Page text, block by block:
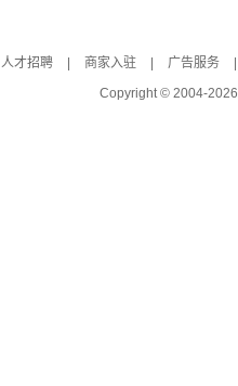
人才招聘 商家入驻 广告服务
Copyright © 2004-2026